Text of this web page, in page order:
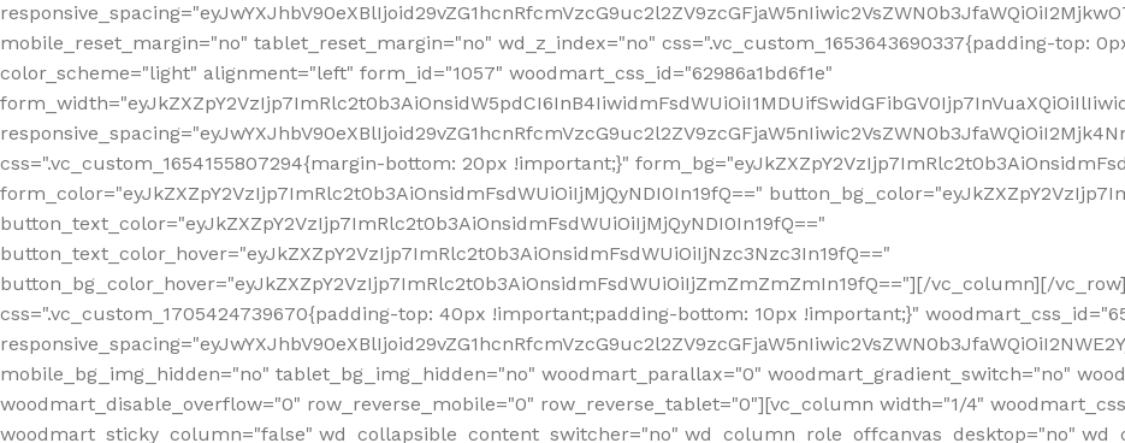
mobile_reset_margin="no" tablet_reset_margin="no" wd_z_index="no" css=".vc_custom_1653643690337{padding-top:
color_scheme="light" alignment="left" form_id="1057" woodmart_css_id="62986a1bd6f1e"
css=".vc_custom_1654155807294{margin-bottom: 20px !important;}"
form_color="eyJkZXZpY2VzIjp7ImRlc2t0b3AiOnsidmFsdWUiOiIjMjQyNDI0In19fQ=="
button_text_color="eyJkZXZpY2VzIjp7ImRlc2t0b3AiOnsidmFsdWUiOiIjMjQyNDI0In19fQ=="
button_text_color_hover="eyJkZXZpY2VzIjp7ImRlc2t0b3AiOnsidmFsdWUiOiIjNzc3Nzc3In19fQ=="
button_bg_color_hover="eyJkZXZpY2VzIjp7ImRlc2t0b3AiOnsidmFsdWUiOiIjZmZmZmZmIn19fQ=="][/vc_column][/
css=".vc_custom_1705424739670{padding-top: 40px !important;padding-bottom: 10px !important;}"
mobile_bg_img_hidden="no" tablet_bg_img_hidden="no" woodmart_parallax="0" woodmart_gradient_switch="no"
woodmart_disable_overflow="0" row_reverse_mobile="0" row_reverse_tablet="0"][vc_column width="1/4"
woodmart_sticky_column="false" wd_collapsible_content_switcher="no" wd_column_role_offcanvas_desktop="no"